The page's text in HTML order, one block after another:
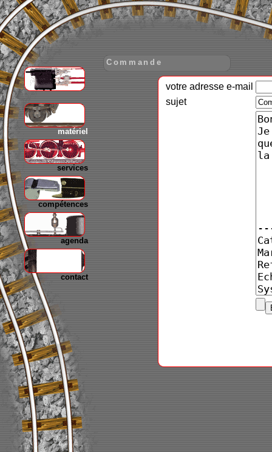
matériel
services
compétences
agenda
contact
Commande
votre adresse e-mail
sujet